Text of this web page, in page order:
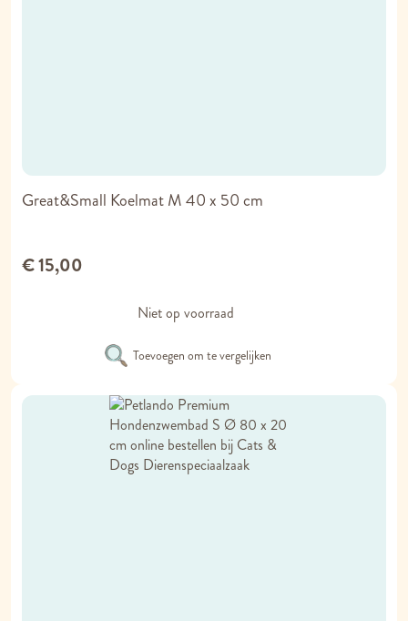
Great&Small Koelmat M 40 x 50 cm
€ 15,00
Niet op voorraad
Toevoegen om te vergelijken